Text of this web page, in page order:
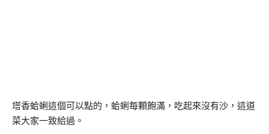
塔香蛤蜊這個可以點的，蛤蜊每顆飽滿，吃起來沒有沙，這道
菜大家一致給過。